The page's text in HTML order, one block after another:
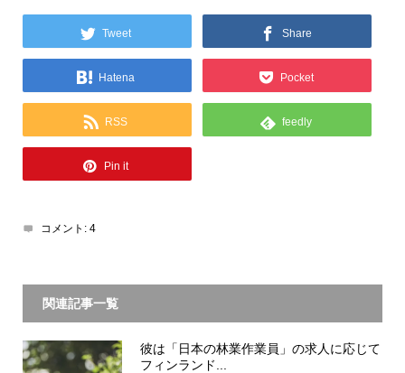
Tweet Share
Hatena Pocket
RSS feedly
Pin it
コメント: 4
関連記事一覧
彼は「日本の林業作業員」の求人に応じて
フィンランド...